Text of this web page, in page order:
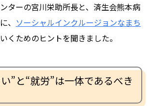
ターの宮川栄助所長と、済生会熊本病
、 ソーシャルインクルージョンなまち
くためのヒントを聞きました。
”と“就労”は一体であるべき